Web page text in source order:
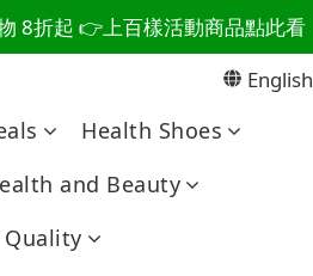
思，找回他的生活主導權
8折起 👉上百樣活動商品點此看
思，找回他的生活主導權 English
Health Shoes
and Beauty